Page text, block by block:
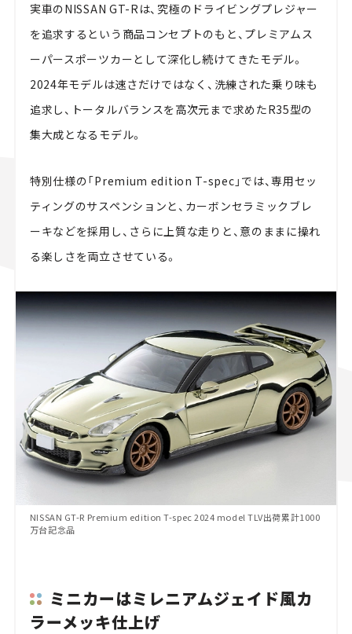
実車のNISSAN GT-Rは、究極のドライビングプレジャー
を追求するという商品コンセプトのもと、プレミアムス
ーパースポーツカーとして深化し続けてきたモデル。
2024年モデルは速さだけではなく、洗練された乗り味も
追求し、トータルバランスを高次元まで求めたR35型の
集大成となるモデル。
特別仕様の「Premium edition T-spec」では、専用セッ
ティングのサスペンションと、カーボンセラミックブレ
ーキなどを採用し、さらに上質な走りと、意のままに操れ
る楽しさを両立させている。
NISSAN GT-R Premium edition T-spec 2024 model TLV出荷累計1000
万台記念品
ミニカーはミレニアムジェイド風カ
ラーメッキ仕上げ